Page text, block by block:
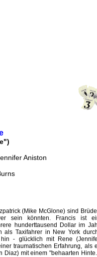
Aniston
(Mike McGlone) sind
sein könnten. Francis ist
hunderttausend Dollar im
als Taxifahrer in New York
- glücklich mit Rene
traumatischen Erfahrung, als
Diaz) mit einem "behaarten